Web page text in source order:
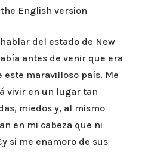
English version
del estado de New
antes de venir que era
este maravilloso país. Me
vivir en un lugar tan
miedos y, al mismo
en mi cabeza que ni
si me enamoro de sus